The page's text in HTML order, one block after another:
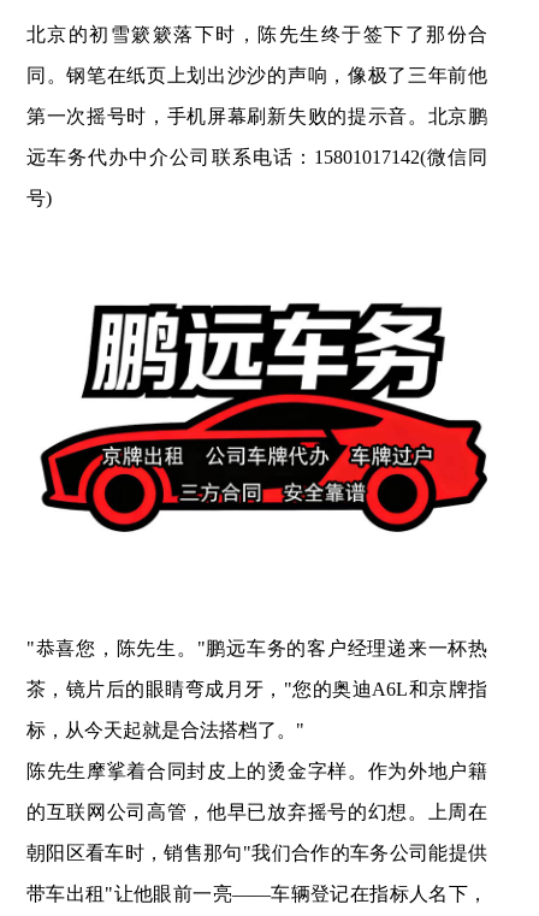
北京的初雪簌簌落下时，陈先生终于签下了那份合
同。钢笔在纸页上划出沙沙的声响，像极了三年前他
第一次摇号时，手机屏幕刷新失败的提示音。北京鹏
远车务代办中介公司联系电话：15801017142(微信同
号)
"恭喜您，陈先生。"鹏远车务的客户经理递来一杯热
茶，镜片后的眼睛弯成月牙，"您的奥迪A6L和京牌指
标，从今天起就是合法搭档了。"
陈先生摩挲着合同封皮上的烫金字样。作为外地户籍
的互联网公司高管，他早已放弃摇号的幻想。上周在
朝阳区看车时，销售那句"我们合作的车务公司能提供
带车出租"让他眼前一亮——车辆登记在指标人名下，